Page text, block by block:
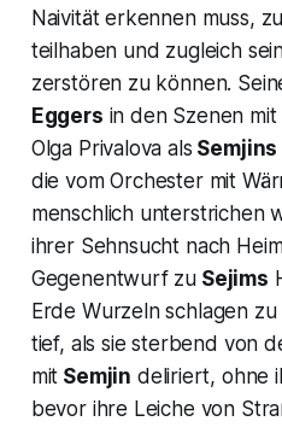
Naivität erkennen muss,
teilhaben und zugleich
zerstören zu können.
Eggers in den Szenen
Olga Privalova als Semjins
die vom Orchester mit
menschlich unterstrichen
ihrer Sehnsucht nach
Gegenentwurf zu Sejims
Erde Wurzeln schlagen
tief, als sie sterbend von
mit Semjin deliriert, ohne
bevor ihre Leiche von